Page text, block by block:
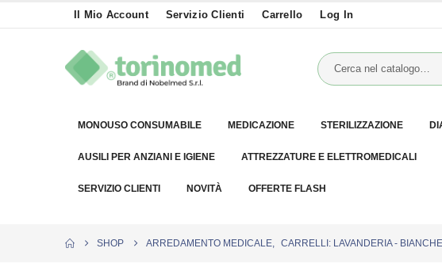
Il Mio Account Servizio Clienti Carrello Log In
MONOUSO CONSUMABILE MEDICAZIONE STERILIZZAZIONE
AUSILI PER ANZIANI E IGIENE ATTREZZATURE E ELETTROMEDICALI
SERVIZIO CLIENTI NOVITÀ OFFERTE FLASH
SHOP ARREDAMENTO MEDICALE CARRELLI: LAVANDERIA -